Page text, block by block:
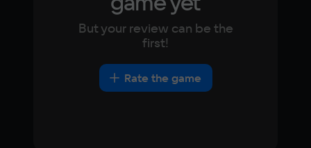
But your review can be the
first!
Rate the game